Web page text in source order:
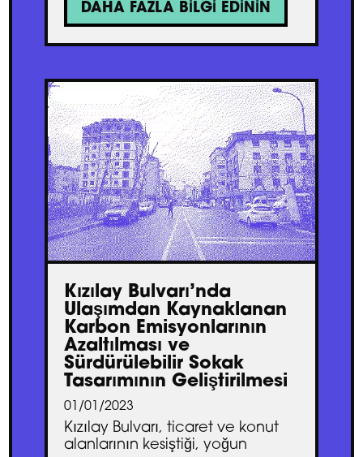
DAHA FAZLA BILGI EDININ
Kızılay Bulvarı’nda
Ulaşımdan Kaynaklanan
Karbon Emisyonlarının
Azaltılması ve
Sürdürülebilir Sokak
Tasarımının Geliştirilmesi
01/01/2023
Kızılay Bulvarı, ticaret ve konut
alanlarının kesiştiği, yoğun